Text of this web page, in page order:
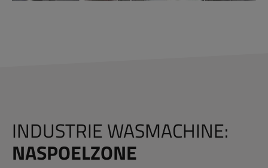
INDUSTRIE WASMACHINE:
NASPOELZONE